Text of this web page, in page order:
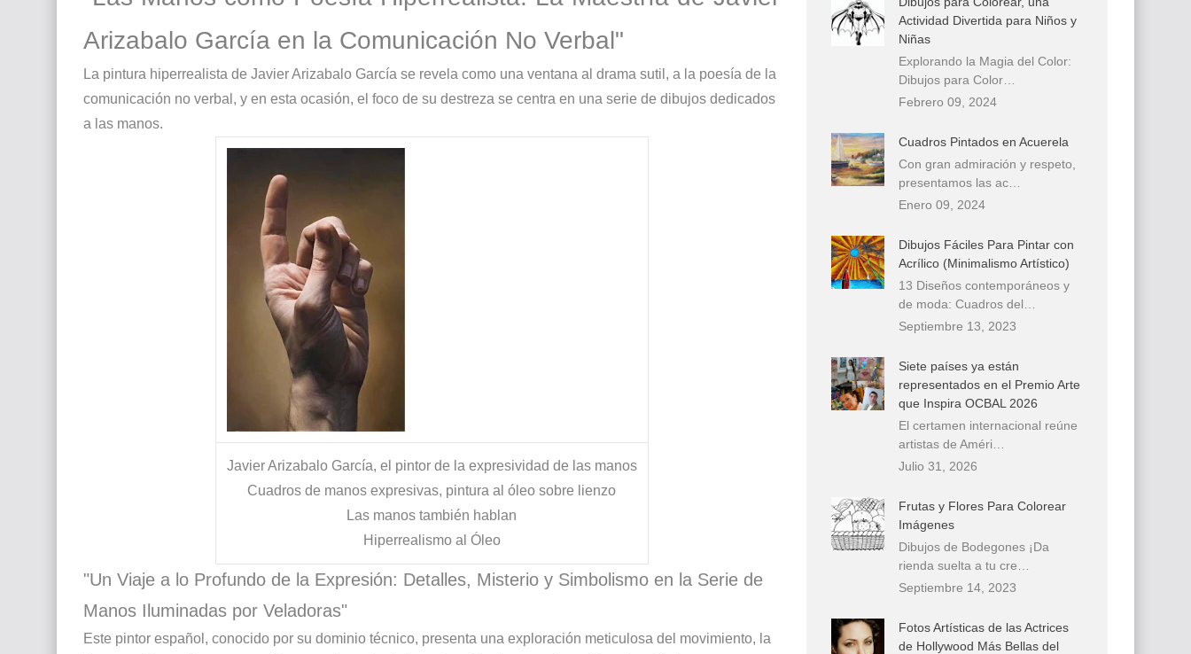
Arizabalo García en la Comunicación No Verbal"
La pintura hiperrealista de Javier Arizabalo García se revela como una ventana al drama sutil, a la poesía de la
comunicación no verbal, y en esta ocasión, el foco de su destreza se centra en una serie de dibujos dedicados
a las manos.
Javier Arizabalo García, el pintor de la expresividad de las manos
Cuadros de manos expresivas, pintura al óleo sobre lienzo
Las manos también hablan
Hiperrealismo al Óleo
"Un Viaje a lo Profundo de la Expresión: Detalles, Misterio y Simbolismo en la Serie de
Manos Iluminadas por Veladoras"
Este pintor español, conocido por su dominio técnico, presenta una exploración meticulosa del movimiento, la
Actividad Divertida para Niños y
Niñas
Explorando la Magia del Color:
Dibujos para Color…
Febrero 09, 2024
Cuadros Pintados en Acuerela
Con gran admiración y respeto,
presentamos las ac…
Enero 09, 2024
Dibujos Fáciles Para Pintar con
Acrílico (Minimalismo Artístico)
13 Diseños contemporáneos y
de moda: Cuadros del…
Septiembre 13, 2023
Siete países ya están
representados en el Premio Arte
que Inspira OCBAL 2026
El certamen internacional reúne
artistas de Améri…
Julio 31, 2026
Frutas y Flores Para Colorear
Imágenes
Dibujos de Bodegones ¡Da
rienda suelta a tu cre…
Septiembre 14, 2023
Fotos Artísticas de las Actrices
de Hollywood Más Bellas del